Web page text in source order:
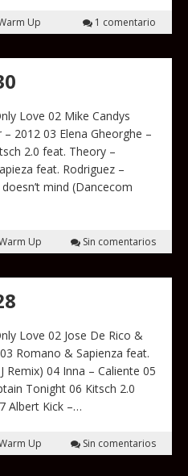
Up 1 comentario
Love 02 Mike Candys
2012 03 Elena Gheorghe –
2.0 feat. Theory –
feat. Rodriguez –
mind (Dancecom
Up Sin comentarios
Love 02 Jose De Rico &
Romano & Sapienza feat.
Remix) 04 Inna – Caliente 05
Tonight 06 Kitsch 2.0
Albert Kick –…
Up Sin comentarios